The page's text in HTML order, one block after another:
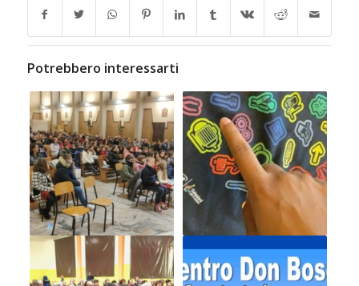
Potrebbero interessarti